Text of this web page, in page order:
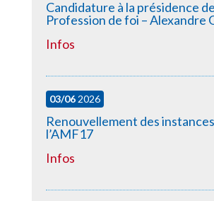
Candidature à la présidence
Profession de foi – Alexandre
Infos
03/062026
Renouvellement des
l’AMF17
Infos